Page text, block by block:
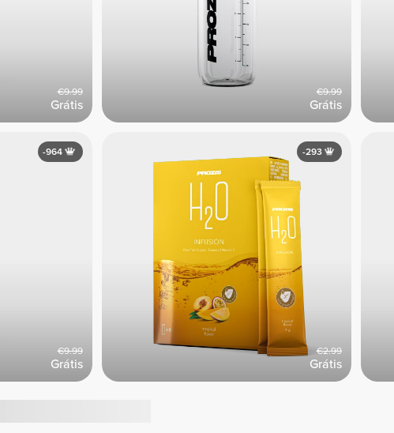
Grátis
€9.99
Grátis
€9.99
Grátis
€9.99
-964
Grátis
€2.99
-293